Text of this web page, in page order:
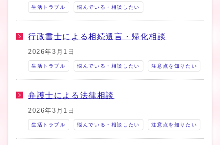
生活トラブル 悩んでいる・相談したい
行政書士による相続遺言・帰化相談
2026年3月1日
生活トラブル 悩んでいる・相談したい 注意点を知りたい
弁護士による法律相談
2026年3月1日
生活トラブル 悩んでいる・相談したい 注意点を知りたい